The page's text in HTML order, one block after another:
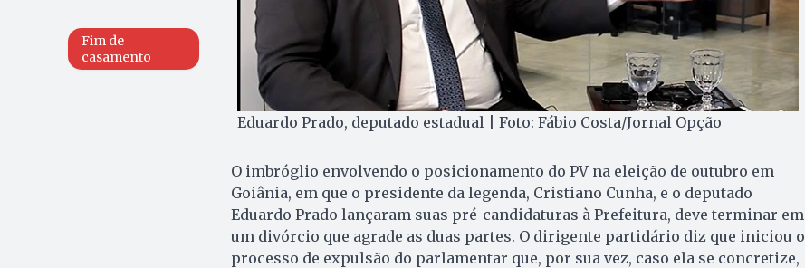
Fim de
casamento
Eduardo Prado, deputado estadual | Foto: Fábio Costa/Jornal Opção
O imbróglio envolvendo o posicionamento do PV na eleição de outubro em
Goiânia, em que o presidente da legenda, Cristiano Cunha, e o deputado
Eduardo Prado lançaram suas pré-candidaturas à Prefeitura, deve terminar em
um divórcio que agrade as duas partes. O dirigente partidário diz que iniciou o
processo de expulsão do parlamentar que, por sua vez, caso ela se concretize,